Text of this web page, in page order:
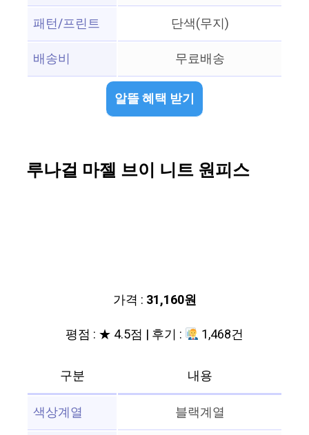
패턴/프린트
단색(무지)
배송비
무료배송
알뜰 혜택 받기
루나걸 마젤 브이 니트 원피스
가격 : 31,160원
평점 : ★ 4.5점 | 후기 :
1,468건
구분
내용
색상계열
블랙계열